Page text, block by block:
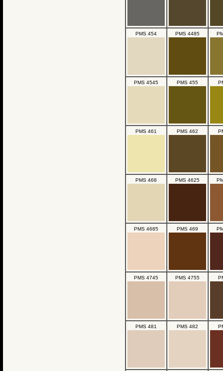
PMS 454 PMS 4485
PMS 4545 PMS 455
PMS 461 PMS 462
PMS 468 PMS 4625
PMS 4685 PMS 469
PMS 4745 PMS 4755
PMS 481 PMS 482